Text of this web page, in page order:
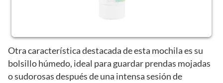
Otra característica destacada de esta mochila es su
bolsillo húmedo, ideal para guardar prendas mojadas
o sudorosas después de una intensa sesión de